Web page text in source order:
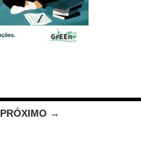
PRÓXIMO →